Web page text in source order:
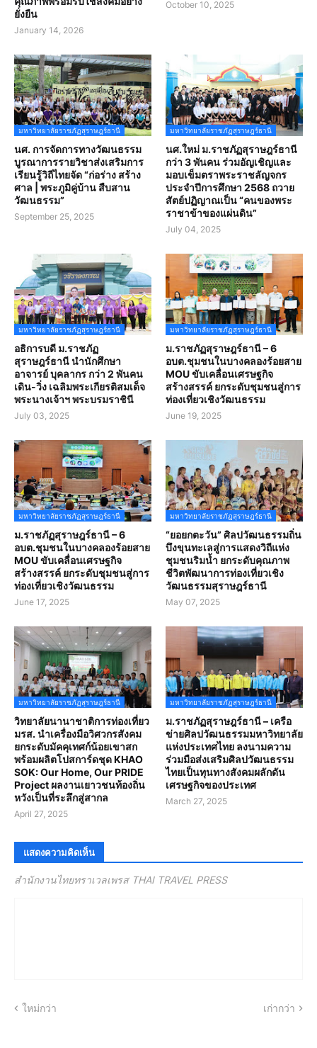
ยั่งยืน
January 14, 2026
October 10, 2025
มหาวิทยาลัยราชภัฏสุราษฎร์ธานี
นศ. การจัดการทางวัฒนธรรม
บูรณาการรายวิชาส่งเสริมการ
เรียนรู้วิถีไทยจัด “ก่อร่าง สร้าง
ศาล | พระภูมิคู่บ้าน สืบสาน
วัฒนธรรม”
September 25, 2025
มหาวิทยาลัยราชภัฏสุราษฎร์ธานี
นศ.ใหม่ ม.ราชภัฏสุราษฎร์ธานี
กว่า 3 พันคน ร่วมอัญเชิญและ
มอบเข็มตราพระราชลัญจกร
ประจำปีการศึกษา 2568 ถวาย
สัตย์ปฏิญาณเป็น “คนของพระ
ราชาข้าของแผ่นดิน”
July 04, 2025
มหาวิทยาลัยราชภัฏสุราษฎร์ธานี
อธิการบดี ม.ราชภัฏ
สุราษฎร์ธานี นำนักศึกษา
อาจารย์ บุคลากร กว่า 2 พันคน
เดิน-วิ่ง เฉลิมพระเกียรติสมเด็จ
พระนางเจ้าฯ พระบรมราชินี
July 03, 2025
มหาวิทยาลัยราชภัฏสุราษฎร์ธานี
ม.ราชภัฏสุราษฎร์ธานี – 6
อบต.ชุมชนในบางคลองร้อยสาย
MOU ขับเคลื่อนเศรษฐกิจ
สร้างสรรค์ ยกระดับชุมชนสู่การ
ท่องเที่ยวเชิงวัฒนธรรม
June 19, 2025
มหาวิทยาลัยราชภัฏสุราษฎร์ธานี
ม.ราชภัฏสุราษฎร์ธานี – 6
อบต.ชุมชนในบางคลองร้อยสาย
MOU ขับเคลื่อนเศรษฐกิจ
สร้างสรรค์ ยกระดับชุมชนสู่การ
ท่องเที่ยวเชิงวัฒนธรรม
June 17, 2025
มหาวิทยาลัยราชภัฏสุราษฎร์ธานี
“ยอยกตะวัน” ศิลปวัฒนธรรมถิ่น
บึงขุนทะเลสู่การแสดงวิถีแห่ง
ชุมชนริมน้ำ ยกระดับคุณภาพ
ชีวิตพัฒนาการท่องเที่ยวเชิง
วัฒนธรรมสุราษฎร์ธานี
May 07, 2025
มหาวิทยาลัยราชภัฏสุราษฎร์ธานี
วิทยาลัยนานาชาติการท่องเที่ยว
มรส. นำเครื่องมือวิศวกรสังคม
ยกระดับมัคคุเทศก์น้อยเขาสก
พร้อมผลิตโปสการ์ดชุด KHAO
SOK: Our Home, Our PRIDE
Project ผลงานเยาวชนท้องถิ่น
หวังเป็นที่ระลึกสู่สากล
April 27, 2025
มหาวิทยาลัยราชภัฏสุราษฎร์ธานี
ม.ราชภัฏสุราษฎร์ธานี – เครือ
ข่ายศิลปวัฒนธรรมมหาวิทยาลัย
แห่งประเทศไทย ลงนามความ
ร่วมมือส่งเสริมศิลปวัฒนธรรม
ไทยเป็นทุนทางสังคมผลักดัน
เศรษฐกิจของประเทศ
March 27, 2025
แสดงความคิดเห็น
สำนักงานไทยทราเวลเพรส THAI TRAVEL PRESS
ใหม่กว่า เก่ากว่า